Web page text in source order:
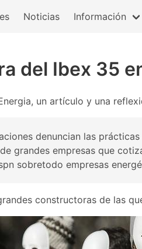
Noticias Información
del Ibex 35
un artículo y una
denuncian las
grandes empresas que
sobretodo empresas
constructoras de las